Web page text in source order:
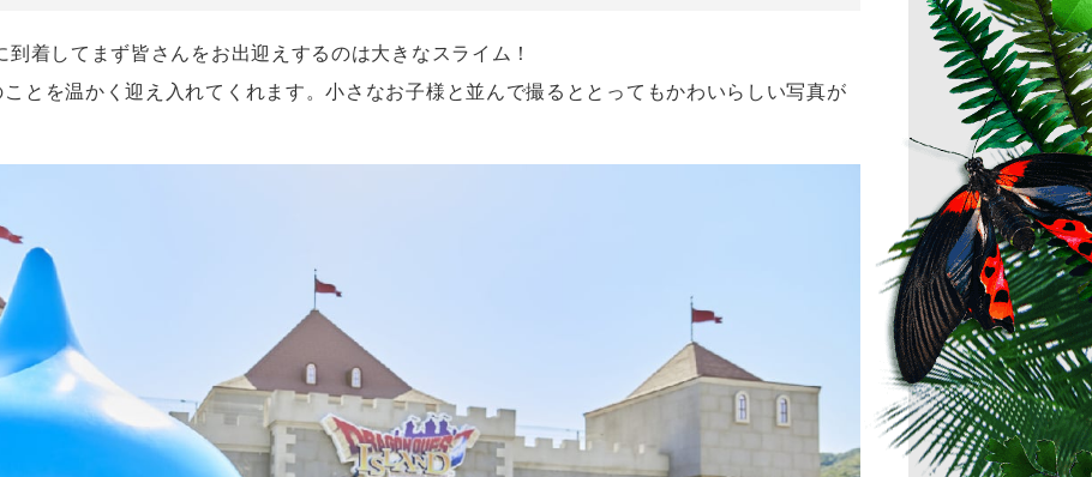
到着してまず皆さんをお出迎えするのは大きなスライム！
とを温かく迎え入れてくれます。小さなお子様と並んで撮るととってもかわいらしい写真が